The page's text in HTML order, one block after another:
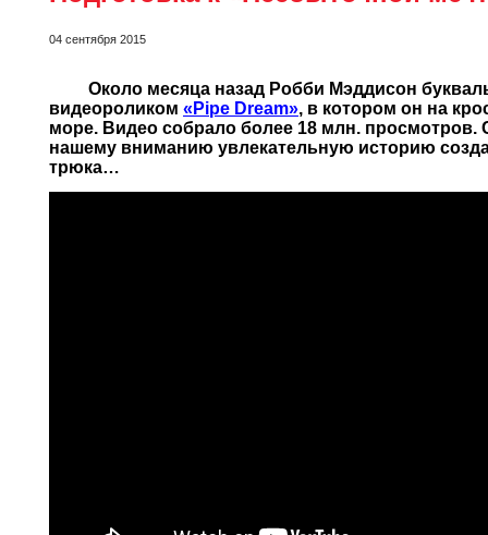
04 сентября 2015
видеороликом «Pipe Dream», в котором он на
море. Видео собрало более 18 млн. просмотров.
нашему вниманию увлекательную историю